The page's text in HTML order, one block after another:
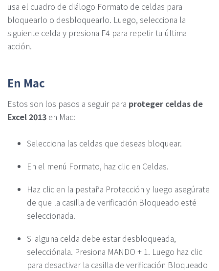
usa el cuadro de diálogo Formato de celdas para
bloquearlo o desbloquearlo. Luego, selecciona la
siguiente celda y presiona F4 para repetir tu última
acción.
En Mac
Estos son los pasos a seguir para proteger celdas de
Excel 2013 en Mac:
Selecciona las celdas que deseas bloquear.
En el menú Formato, haz clic en Celdas.
Haz clic en la pestaña Protección y luego asegúrate
de que la casilla de verificación Bloqueado esté
seleccionada.
Si alguna celda debe estar desbloqueada,
selecciónala. Presiona MANDO + 1. Luego haz clic
para desactivar la casilla de verificación Bloqueado